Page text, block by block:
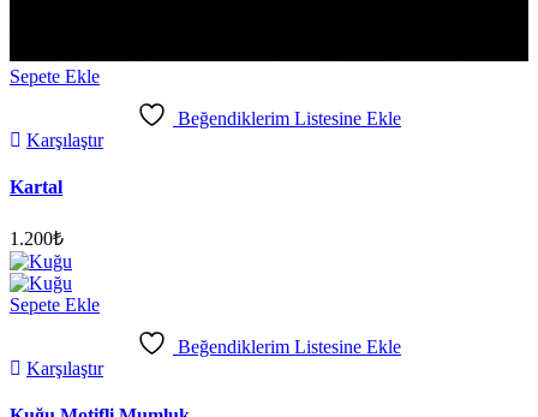
Sepete Ekle
Beğendiklerim Listesine Ekle
Karşılaştır
Kartal
1.200₺
Sepete Ekle
Beğendiklerim Listesine Ekle
Karşılaştır